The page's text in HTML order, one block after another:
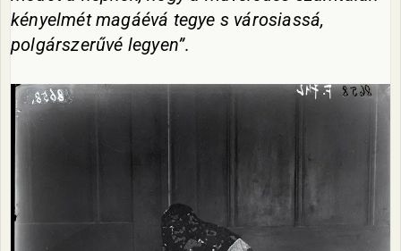
kényelmét magáévá tegye s városiassá,
polgárszerűvé legyen”.